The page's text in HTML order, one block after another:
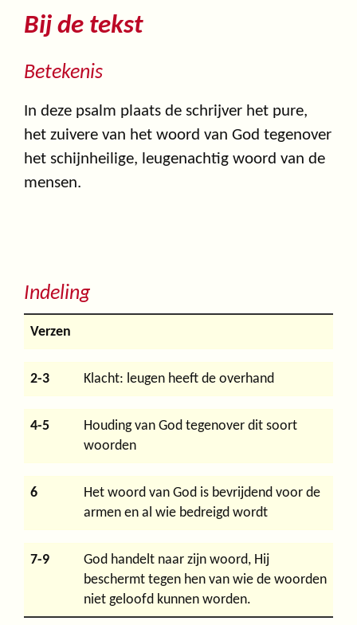
Bij de tekst
Betekenis
In deze psalm plaats de schrijver het pure,
het zuivere van het woord van God tegenover
het schijnheilige, leugenachtig woord van de
mensen.
Indeling
Verzen
2-3 Klacht: leugen heeft de overhand
4-5
Houding van God tegenover dit soort
woorden
6
Het woord van God is bevrijdend voor de
armen en al wie bedreigd wordt
7-9
God handelt naar zijn woord, Hij
beschermt tegen hen van wie de woorden
niet geloofd kunnen worden.